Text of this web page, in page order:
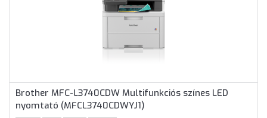
Brother MFC-L3740CDW Multifunkciós színes LED
nyomtató (MFCL3740CDWYJ1)